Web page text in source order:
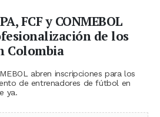
FCF y CONMEBOL
de los
Colombia
abren inscripciones para los
de entrenadores de fútbol en
ya.